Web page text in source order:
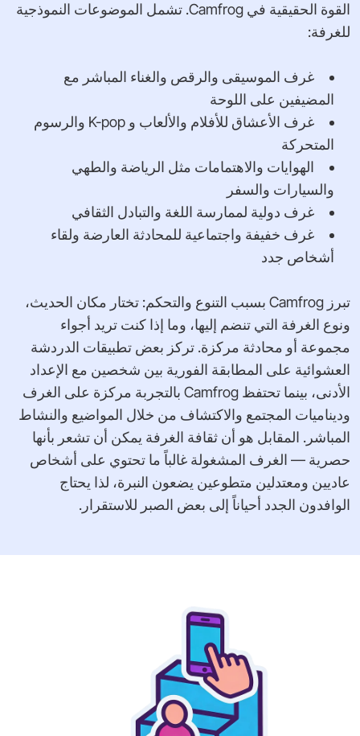
القوة الحقيقية في Camfrog. تشمل الموضوعات النموذجية
للغرفة:
غرف الموسيقى والرقص والغناء المباشر مع
المضيفين على اللوحة
غرف الأعشاق للأفلام والألعاب و K-pop والرسوم
المتحركة
الهوايات والاهتمامات مثل الرياضة والطهي
والسيارات والسفر
غرف دولية لممارسة اللغة والتبادل الثقافي
غرف خفيفة واجتماعية للمحادثة العارضة ولقاء
أشخاص جدد
تبرز Camfrog بسبب التنوع والتحكم: تختار مكان الحديث،
ونوع الغرفة التي تنضم إليها، وما إذا كنت تريد أجواء
مجموعة أو محادثة مركزة. تركز بعض تطبيقات الدردشة
العشوائية على المطابقة الفورية بين شخصين مع الإعداد
الأدنى، بينما تحتفظ Camfrog بالتجربة مركزة على الغرف
وديناميات المجتمع والاكتشاف من خلال المواضيع والنشاط
المباشر. المقابل هو أن ثقافة الغرفة يمكن أن تشعر بأنها
حصرية — الغرف المشغولة غالباً ما تحتوي على أشخاص
عاديين ومعتدلين متطوعين يضعون النبرة، لذا يحتاج
الوافدون الجدد أحياناً إلى بعض الصبر للاستقرار.